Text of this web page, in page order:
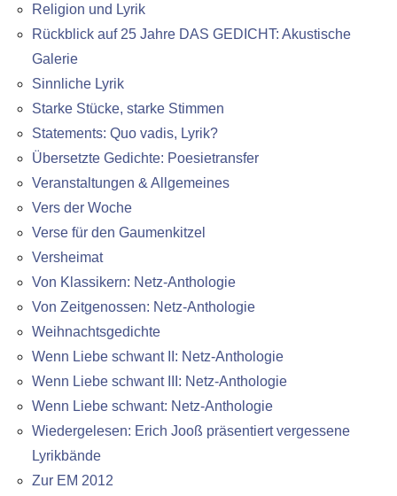
Religion und Lyrik
Rückblick auf 25 Jahre DAS GEDICHT: Akustische
Galerie
Sinnliche Lyrik
Starke Stücke, starke Stimmen
Statements: Quo vadis, Lyrik?
Übersetzte Gedichte: Poesietransfer
Veranstaltungen & Allgemeines
Vers der Woche
Verse für den Gaumenkitzel
Versheimat
Von Klassikern: Netz-Anthologie
Von Zeitgenossen: Netz-Anthologie
Weihnachtsgedichte
Wenn Liebe schwant II: Netz-Anthologie
Wenn Liebe schwant III: Netz-Anthologie
Wenn Liebe schwant: Netz-Anthologie
Wiedergelesen: Erich Jooß präsentiert vergessene
Lyrikbände
Zur EM 2012